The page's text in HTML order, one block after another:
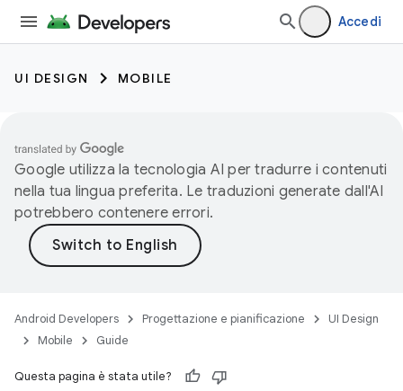
Accedi
UI DESIGN MOBILE
Google utilizza la tecnologia AI per tradurre i contenuti
nella tua lingua preferita. Le traduzioni generate dall'AI
potrebbero contenere errori.
Android Developers Progettazione e pianificazione
UI Design
Mobile
Guide
Questa pagina è stata utile?